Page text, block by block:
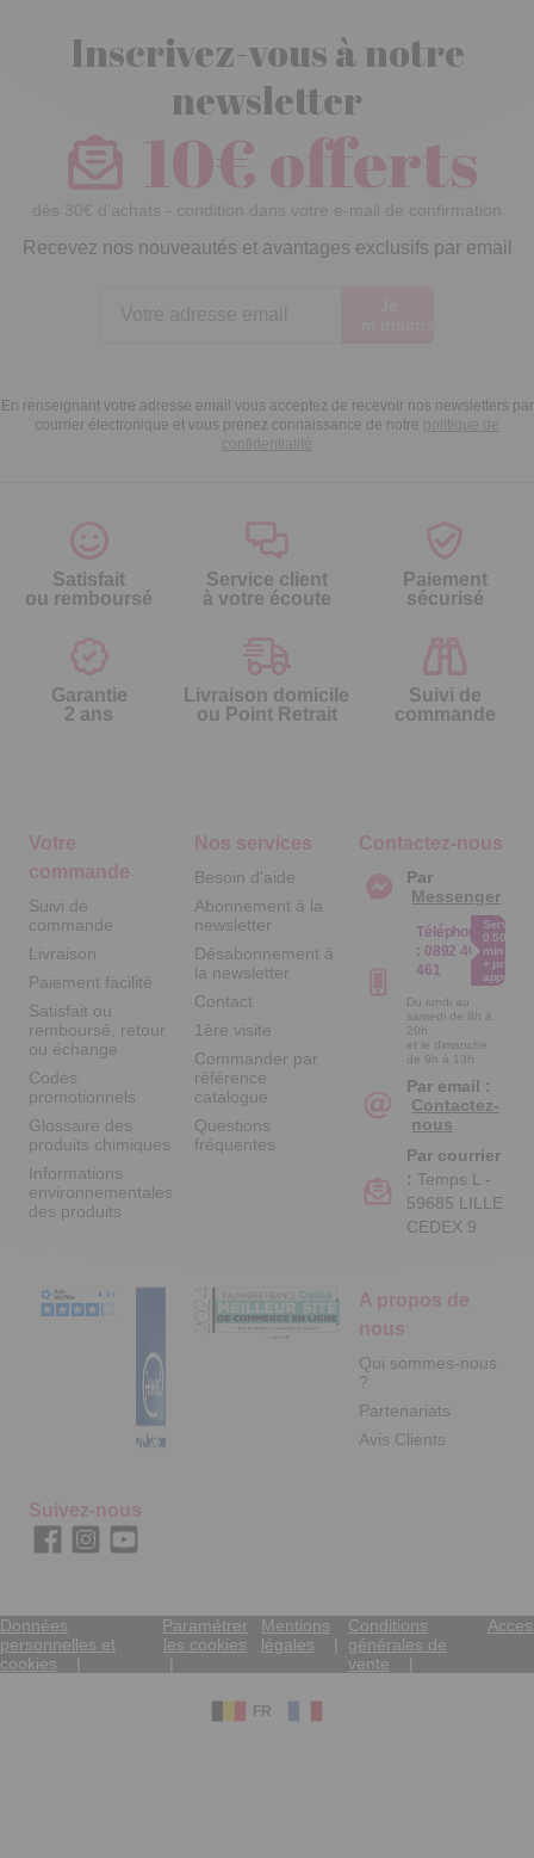
Inscrivez-vous à notre
newsletter
10€ offerts
dès 30€ d’achats - condition dans votre e-mail de confirmation
Recevez nos nouveautés et avantages exclusifs par email
En renseignant votre adresse email vous acceptez de recevoir nos newsletters par
courrier électronique et vous prenez connaissance de notre politique de
confidentialité
Satisfait
ou remboursé
Service client
à votre écoute
Paiement
sécurisé
Garantie
2 ans
Livraison domicile
ou Point Retrait
Suivi de
commande
Votre
commande
Suivi de
commande
Livraison
Paiement facilité
Satisfait ou
remboursé, retour
ou échange
Codes
promotionnels
Glossaire des
produits chimiques
Informations
environnementales
des produits
Nos services
Besoin d'aide
Abonnement à la
newsletter
Désabonnement à
la newsletter
Contact
1ère visite
Commander par
référence
catalogue
Questions
fréquentes
A propos de
nous
Qui sommes-nous
?
Partenariats
Avis Clients
Contactez-nous
Par
Messenger
Téléphone
: 0892 461
461
Service
0.50€ /
min
+ prix
appel
Du lundi au
samedi de 8h à
20h
et le dimanche
de 9h à 13h
Par email :
Contactez-
nous
Par courrier
: Temps L -
59685 LILLE
CEDEX 9
Suivez-nous
Données
personnelles et
cookies
Paramétrer
les cookies
Mentions
légales
Conditions
générales de
vente
FR